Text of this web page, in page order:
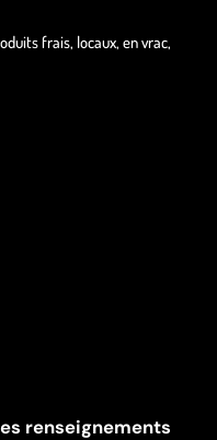
frais, locaux, en vrac,
renseignements